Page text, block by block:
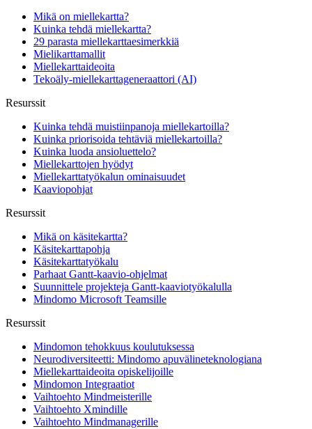
Mikä on miellekartta?
Kuinka tehdä miellekartta?
29 parasta miellekarttaesimerkkiä
Mielikarttamallit
Miellekarttaideoita
Tekoäly-miellekarttageneraattori (AI)
Resurssit
Kuinka tehdä muistiinpanoja miellekartoilla?
Kuinka priorisoida tehtäviä miellekartoilla?
Kuinka luoda ansioluettelo?
Miellekarttojen hyödyt
Miellekarttatyökalun ominaisuudet
Kaaviopohjat
Resurssit
Mikä on käsitekartta?
Käsitekarttapohja
Käsitekarttatyökalu
Parhaat Gantt-kaavio-ohjelmat
Suunnittele projekteja Gantt-kaaviotyökalulla
Mindomo Microsoft Teamsille
Resurssit
Mindomon tehokkuus koulutuksessa
Neurodiversiteetti: Mindomo apuvälineteknologiana
Miellekarttaideoita opiskelijoille
Mindomon Integraatiot
Vaihtoehto Mindmeisterille
Vaihtoehto Xmindille
Vaihtoehto Mindmanagerille